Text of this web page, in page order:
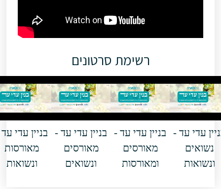
רשימת סרטונים
עד - בניין עדי עד -
מאורסים
ומאורסות
בניין עדי עד -
מאורסים
ונשואים
בניין עדי עד -
מאורסות
ונשואות